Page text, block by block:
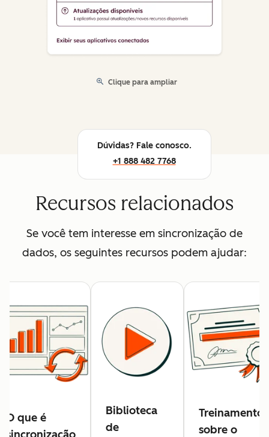
Clique para ampliar
Dúvidas? Fale conosco.
+1 888 482 7768
Recursos relacionados
Se você tem interesse em sincronização de
dados, os seguintes recursos podem ajudar:
O que é
Biblioteca
de
Treinamento
sobre o